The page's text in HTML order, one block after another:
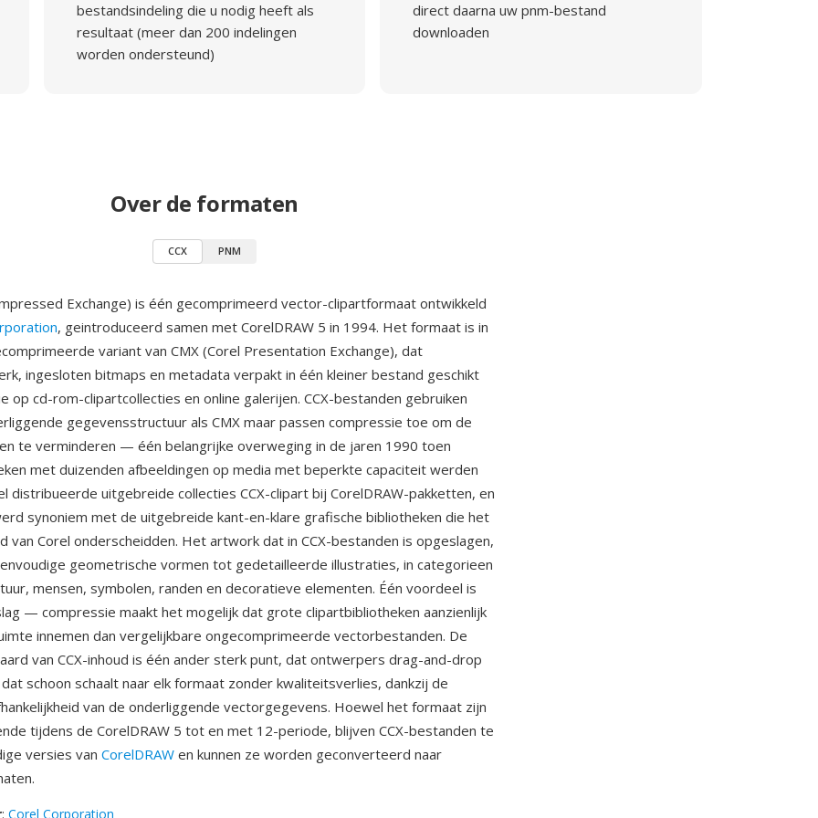
bestandsindeling die u nodig heeft als
resultaat (meer dan 200 indelingen
worden ondersteund)
direct daarna uw pnm-bestand
downloaden
Over de formaten
CCX PNM
Exchange) is één gecomprimeerd vector-clipartformaat ontwikkeld
, geintroduceerd samen met CorelDRAW 5 in 1994. Het formaat is in
variant van CMX (Corel Presentation Exchange), dat
ingesloten bitmaps en metadata verpakt in één kleiner bestand geschikt
op cd-rom-clipartcollecties en online galerijen. CCX-bestanden gebruiken
gegevensstructuur als CMX maar passen compressie toe om de
te verminderen — één belangrijke overweging in de jaren 1990 toen
met duizenden afbeeldingen op media met beperkte capaciteit werden
distribueerde uitgebreide collecties CCX-clipart bij CorelDRAW-pakketten, en
synoniem met de uitgebreide kant-en-klare grafische bibliotheken die het
van Corel onderscheidden. Het artwork dat in CCX-bestanden is opgeslagen,
geometrische vormen tot gedetailleerde illustraties, in categorieen
mensen, symbolen, randen en decoratieve elementen. Één voordeel is
— compressie maakt het mogelijk dat grote clipartbibliotheken aanzienlijk
innemen dan vergelijkbare ongecomprimeerde vectorbestanden. De
van CCX-inhoud is één ander sterk punt, dat ontwerpers drag-and-drop
schoon schaalt naar elk formaat zonder kwaliteitsverlies, dankzij de
van de onderliggende vectorgegevens. Hoewel het formaat zijn
tijdens de CorelDRAW 5 tot en met 12-periode, blijven CCX-bestanden te
versies van CorelDRAW en kunnen ze worden geconverteerd naar
: Corel Corporation